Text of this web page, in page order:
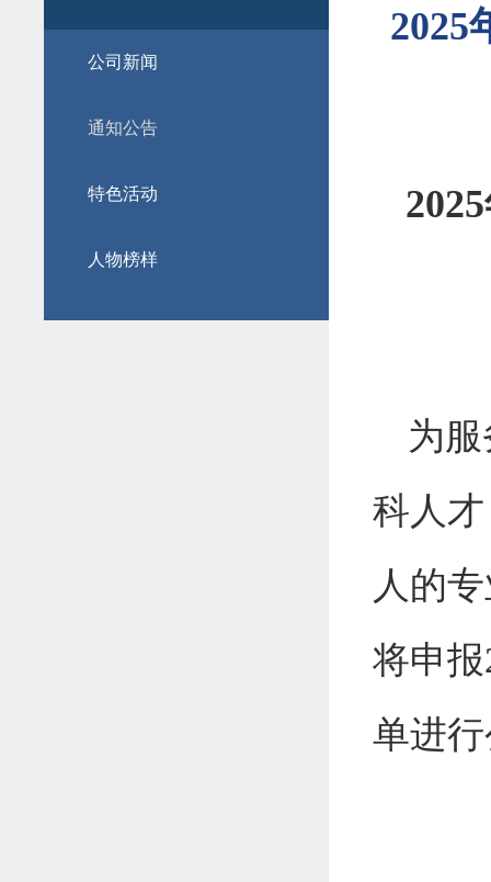
公司新闻
通知公告
特色活动
人物榜样
2025
2025
为
科人
人的
将申报
单进